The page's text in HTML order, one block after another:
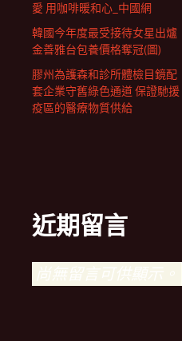
愛 用咖啡暖和心_中國網
韓國今年度最受接待女星出爐
金善雅台包養價格奪冠(圖)
膠州為護森和診所體檢目鏡配
套企業守舊綠色通道 保證馳援
疫區的醫療物質供給
近期留言
尚無留言可供顯示。